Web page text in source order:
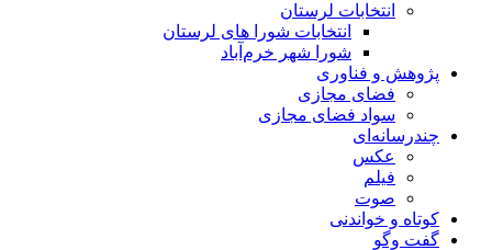
انتخابات لرستان
انتخابات شورا های لرستان
شورا شهر خرم‌آباد
پژوهش و فناوری
فضای مجازی
سواد فضای مجازی
چندرسانه‌ای
عكس
فیلم
صوت
کوتاه و خواندنی
گفت وگو